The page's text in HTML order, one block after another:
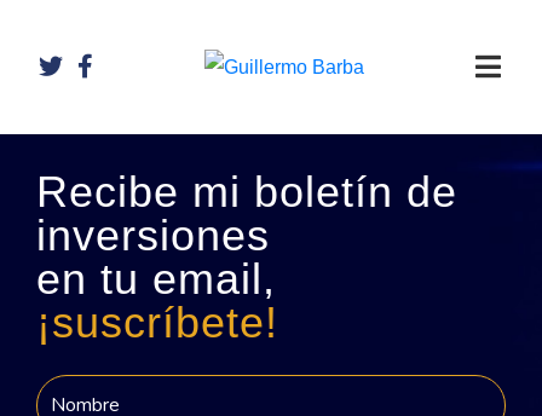
Recibe mi boletín de
inversiones
en tu email,
¡suscríbete!